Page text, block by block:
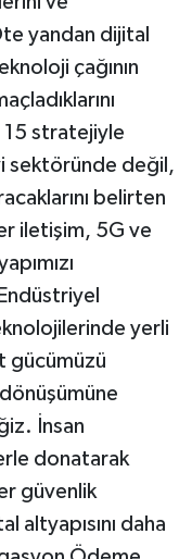
yandan dijital
çağının
15 stratejiyle
sektöründe değil,
belirten
iletişim, 5G ve
yerli
gücümüzü
İnsan
donatarak
güvenlik
altyapısını daha